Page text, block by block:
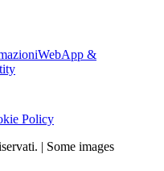
WebApp &
Policy
| Some images